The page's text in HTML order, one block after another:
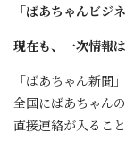
「ばあちゃんビジ
現在も、一次情報
「ばあちゃん新聞
全国にばあちゃんの
直接連絡が入るこ